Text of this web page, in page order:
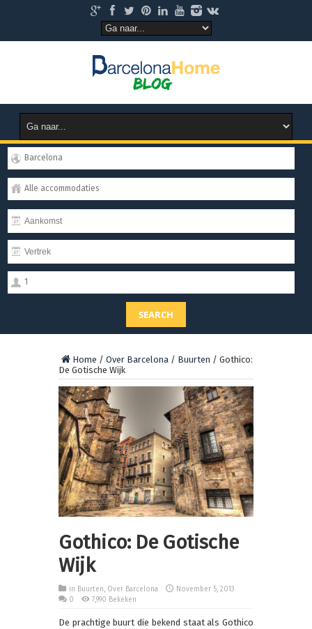
Barcelona
Alle accommodaties
1
SEARCH
Home / Over Barcelona / Buurten / Gothico:
De Gotische Wijk
Gothico: De Gotische
Wijk
in Buurten, Over Barcelona
November 5, 2013
0
7,990 Bekeken
De prachtige buurt die bekend staat als Gothico